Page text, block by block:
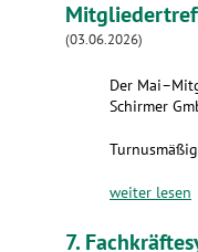
(03.06.2026)
Der
Schirmer
weiter lesen
7.